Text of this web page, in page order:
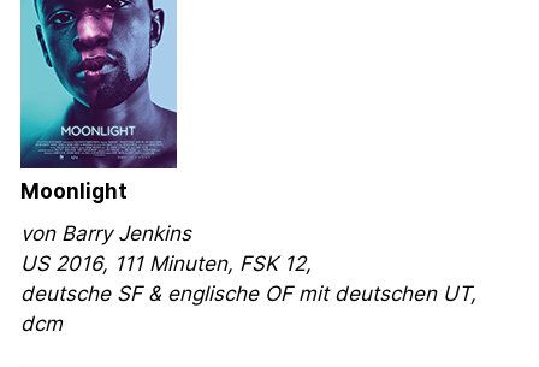
Moonlight
von Barry Jenkins
US 2016, 111 Minuten, FSK 12,
deutsche SF & englische OF mit deutschen UT,
dcm